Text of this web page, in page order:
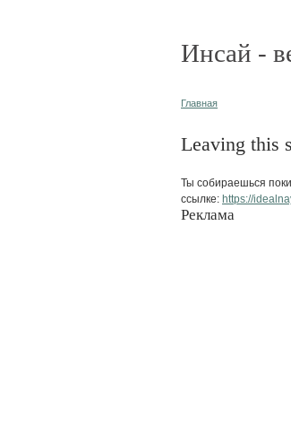
Инсай -
Главная
Leaving this
Ты собираешься
ссылке: https://
Реклама